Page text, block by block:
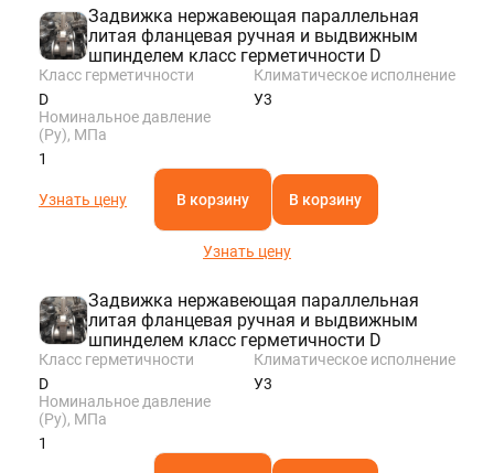
Задвижка нержавеющая параллельная
литая фланцевая ручная и выдвижным
шпинделем класс герметичности D
Класс герметичности
D
Климатическое исполнение
У3
Номинальное давление
(Ру), МПа
1
Узнать цену В корзину В корзину
Узнать цену
Задвижка нержавеющая параллельная
литая фланцевая ручная и выдвижным
шпинделем класс герметичности D
Класс герметичности
D
Климатическое исполнение
У3
Номинальное давление
(Ру), МПа
1